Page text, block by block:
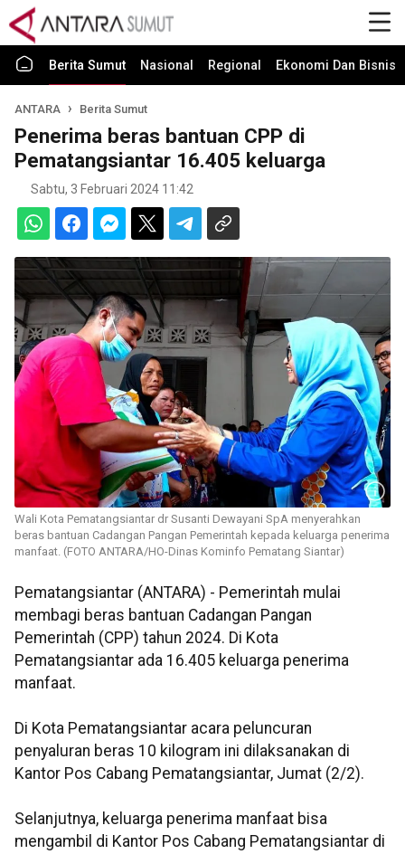
Berita Sumut Nasional Regional Ekonomi Dan Bisnis
ANTARA Berita Sumut
Penerima beras bantuan CPP di
Pematangsiantar 16.405 keluarga
Sabtu, 3 Februari 2024 11:42
Wali Kota Pematangsiantar dr Susanti Dewayani SpA menyerahkan
beras bantuan Cadangan Pangan Pemerintah kepada keluarga penerima
manfaat. (FOTO ANTARA/HO-Dinas Kominfo Pematang Siantar)
Pematangsiantar (ANTARA) - Pemerintah mulai
membagi beras bantuan Cadangan Pangan
Pemerintah (CPP) tahun 2024. Di Kota
Pematangsiantar ada 16.405 keluarga penerima
manfaat.
Di Kota Pematangsiantar acara peluncuran
penyaluran beras 10 kilogram ini dilaksanakan di
Kantor Pos Cabang Pematangsiantar, Jumat (2/2).
Selanjutnya, keluarga penerima manfaat bisa
mengambil di Kantor Pos Cabang Pematangsiantar di